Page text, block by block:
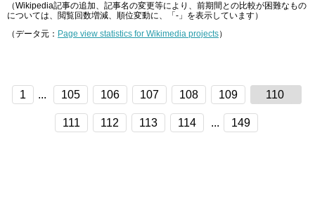
（Wikipedia記事の追加、記事名の変更等により、前期間との比較が困難なもの
については、閲覧回数増減、順位変動に、「-」を表示しています）
（データ元： Page view statistics for Wikimedia projects）
1 ... 105 106 107 108 109 110
111 112 113 114 ... 149